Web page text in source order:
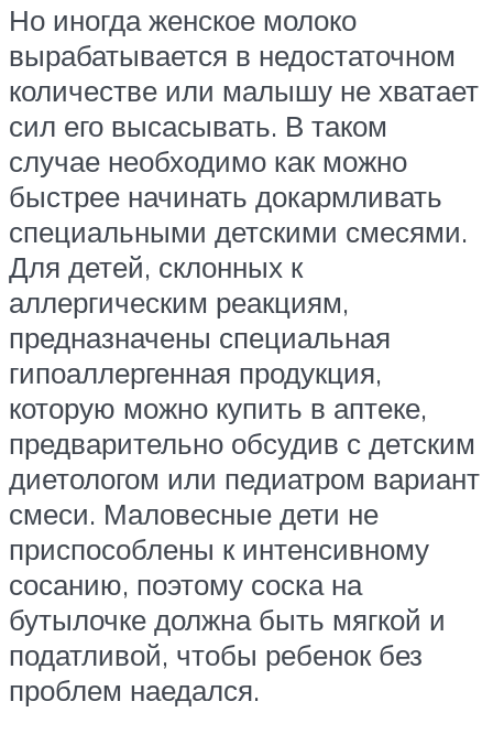
Но иногда женское молоко
вырабатывается в недостаточном
количестве или малышу не хватает
сил его высасывать. В таком
случае необходимо как можно
быстрее начинать докармливать
специальными детскими смесями.
Для детей, склонных к
аллергическим реакциям,
предназначены специальная
гипоаллергенная продукция,
которую можно купить в аптеке,
предварительно обсудив с детским
диетологом или педиатром вариант
смеси. Маловесные дети не
приспособлены к интенсивному
сосанию, поэтому соска на
бутылочке должна быть мягкой и
податливой, чтобы ребенок без
проблем наедался.